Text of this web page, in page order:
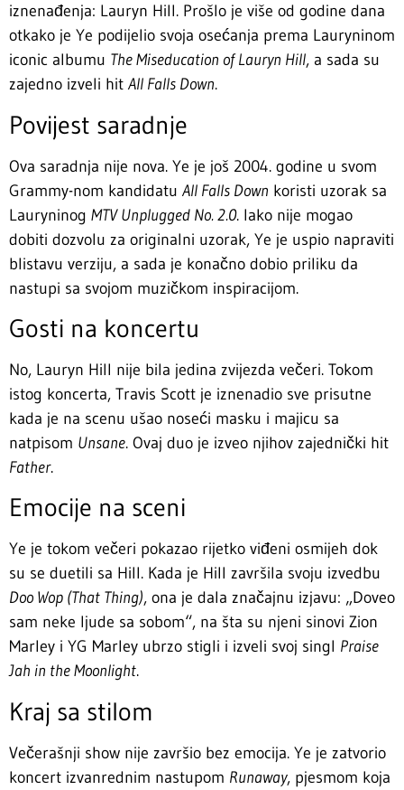
iznenađenja: Lauryn Hill. Prošlo je više od godine dana
otkako je Ye podijelio svoja osećanja prema Lauryninom
iconic albumu The Miseducation of Lauryn Hill, a sada su
zajedno izveli hit All Falls Down.
Povijest saradnje
Ova saradnja nije nova. Ye je još 2004. godine u svom
Grammy-nom kandidatu All Falls Down koristi uzorak sa
Lauryninog MTV Unplugged No. 2.0. Iako nije mogao
dobiti dozvolu za originalni uzorak, Ye je uspio napraviti
blistavu verziju, a sada je konačno dobio priliku da
nastupi sa svojom muzičkom inspiracijom.
Gosti na koncertu
No, Lauryn Hill nije bila jedina zvijezda večeri. Tokom
istog koncerta, Travis Scott je iznenadio sve prisutne
kada je na scenu ušao noseći masku i majicu sa
natpisom Unsane. Ovaj duo je izveo njihov zajednički hit
Father.
Emocije na sceni
Ye je tokom večeri pokazao rijetko viđeni osmijeh dok
su se duetili sa Hill. Kada je Hill završila svoju izvedbu
Doo Wop (That Thing), ona je dala značajnu izjavu: „Doveo
sam neke ljude sa sobom“, na šta su njeni sinovi Zion
Marley i YG Marley ubrzo stigli i izveli svoj singl Praise
Jah in the Moonlight.
Kraj sa stilom
Večerašnji show nije završio bez emocija. Ye je zatvorio
koncert izvanrednim nastupom Runaway, pjesmom koja